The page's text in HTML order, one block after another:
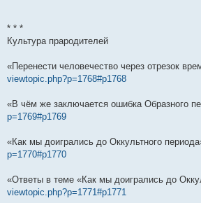
* * *
Культура прародителей
«Перенести человечество через отрезок
viewtopic.php?p=1768#p1768
«В чём же заключается ошибка Образного
p=1769#p1769
«Как мы доигрались до Оккультного
p=1770#p1770
«Ответы в теме «Как мы доигрались до
viewtopic.php?p=1771#p1771